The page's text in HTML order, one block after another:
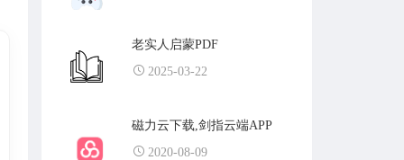
老实人启蒙PDF
2025-03-22
磁力云下载,剑指云端APP
2020-08-09